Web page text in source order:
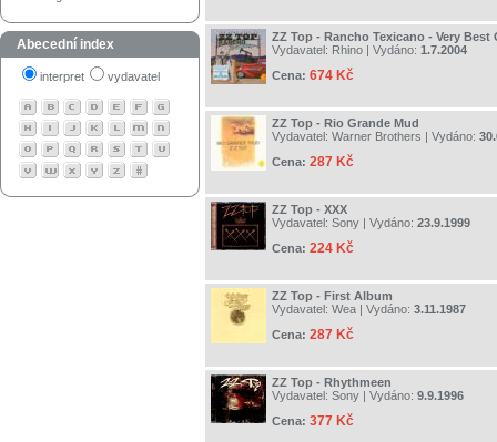
Abecední index
interpret vydavatel
ZZ Top - Rancho Texicano - Very Best
Vydavatel: Rhino | Vydáno: 1.7.2004
Cena: 674 Kč
ZZ Top - Rio Grande Mud
Vydavatel: Warner Brothers | Vydáno:
Cena: 287 Kč
ZZ Top - XXX
Vydavatel: Sony | Vydáno: 23.9.1999
Cena: 224 Kč
ZZ Top - First Album
Vydavatel: Wea | Vydáno: 3.11.1987
Cena: 287 Kč
ZZ Top - Rhythmeen
Vydavatel: Sony | Vydáno: 9.9.1996
Cena: 377 Kč